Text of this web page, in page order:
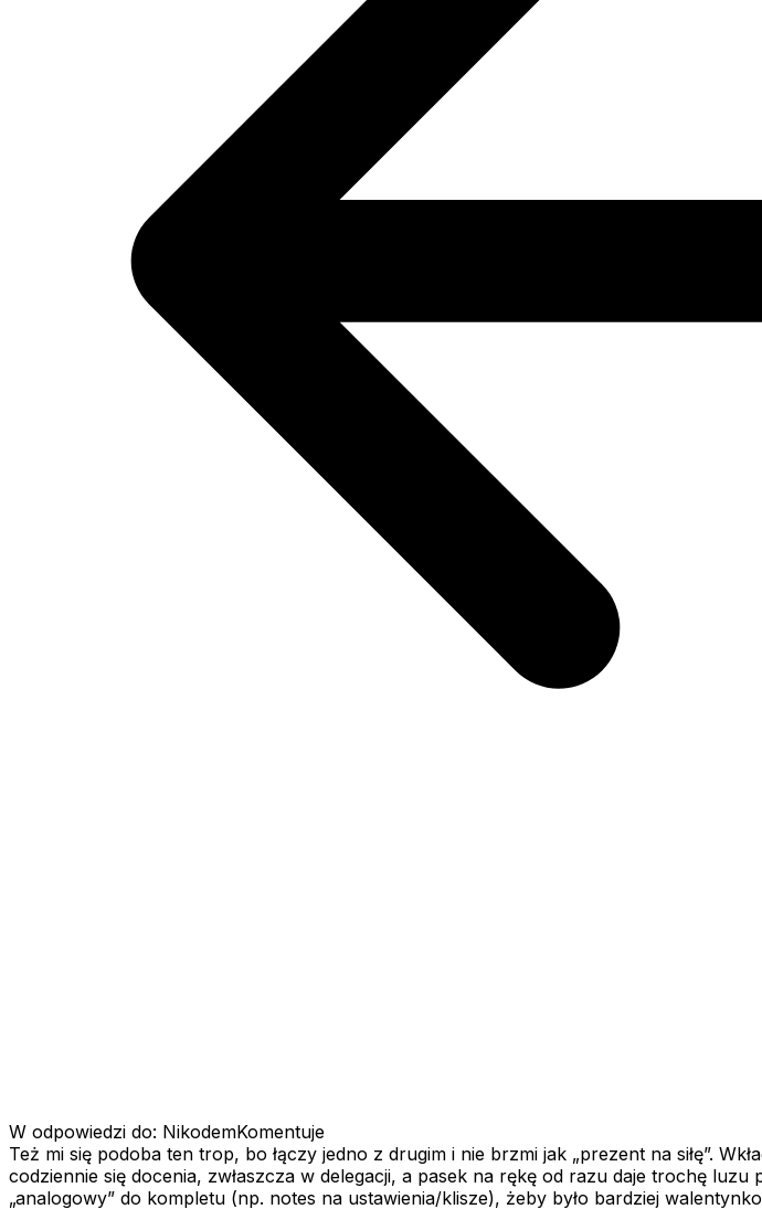
W odpowiedzi do: NikodemKomentuje
Też mi się podoba ten trop, bo łączy jedno z drugim i nie brzmi jak „prezent na siłę”.
codziennie się docenia, zwłaszcza w delegacji, a pasek na rękę od razu daje trochę
„analogowy” do kompletu (np. notes na ustawienia/klisze), żeby było bardziej